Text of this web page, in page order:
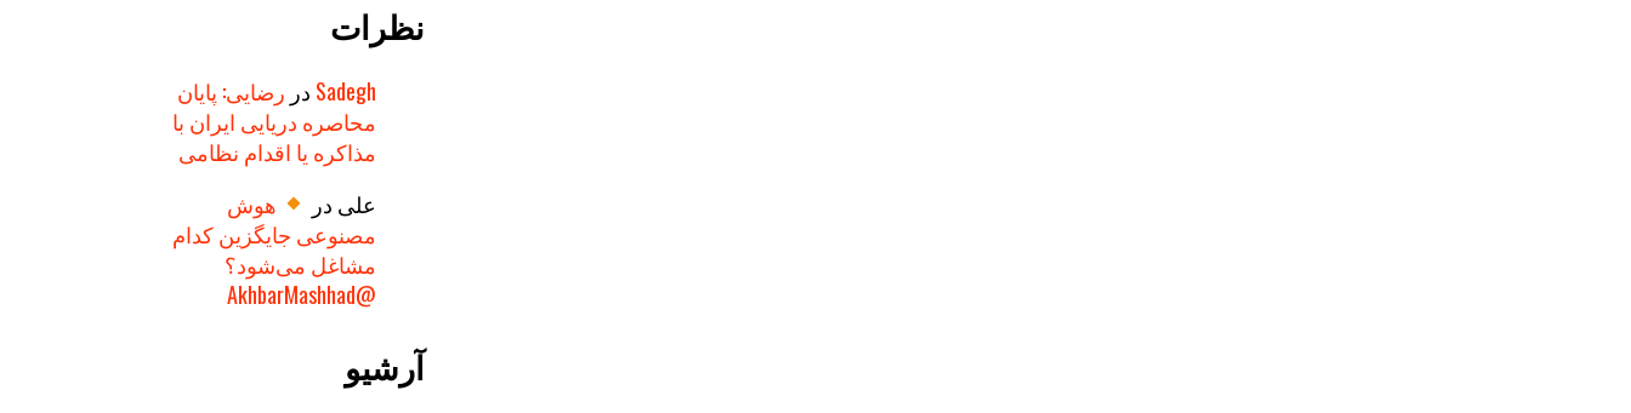
نظرات
Sadegh در رضایی: پایان
محاصره دریایی ایران با
مذاکره یا اقدام نظامی
علی در
هوش
مصنوعی جایگزین کدام
مشاغل می‌شود؟
@AkhbarMashhad
آرشیو